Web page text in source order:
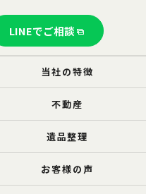
LINEでご相談
当社の特徴
不動産
遺品整理
お客様の声